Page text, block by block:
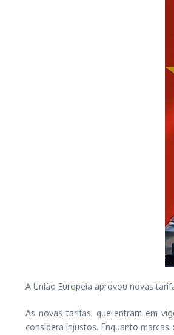
A União Europeia aprovou novas
As novas tarifas, que entram em
considera injustos. Enquanto